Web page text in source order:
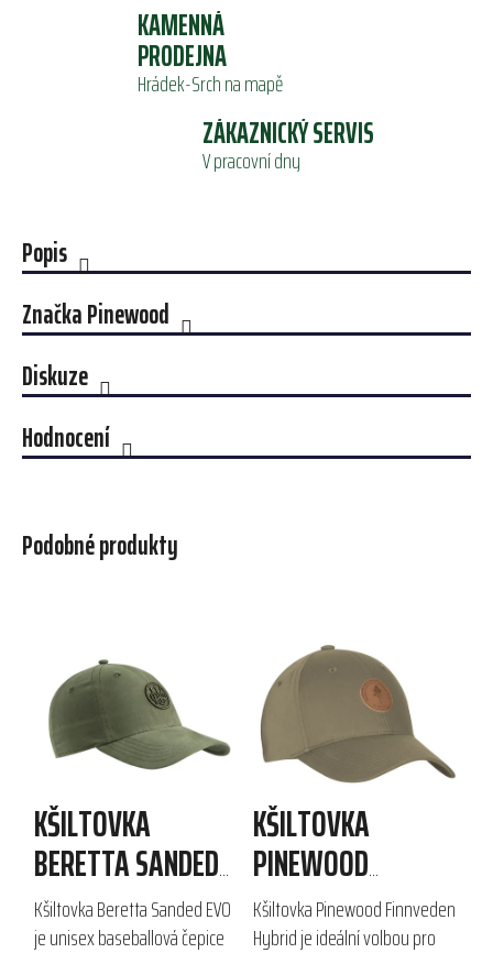
KAMENNÁ
PRODEJNA
Hrádek-Srch na mapě
ZÁKAZNICKÝ SERVIS
V pracovní dny
Popis
ZnačkaPinewood
Diskuze
Hodnocení
Podobné produkty
KŠILTOVKA
BERETTA SANDED
EVO
Kšiltovka Beretta Sanded EVO
je unisex baseballová čepice
KŠILTOVKA
PINEWOOD
FINNVEDEN HYBRID
Kšiltovka Pinewood Finnveden
Hybrid je ideální volbou pro